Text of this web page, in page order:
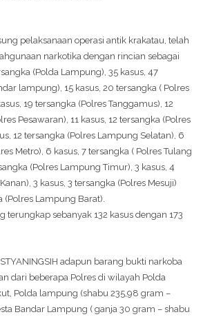
pelaksanaan operasi antik krakatau, telah
narkotika dengan rincian sebagai
(Polda Lampung), 35 kasus, 47
lampung), 15 kasus, 20 tersangka ( Polres
19 tersangka (Polres Tanggamus), 12
Pesawaran), 11 kasus, 12 tersangka (Polres
12 tersangka (Polres Lampung Selatan), 6
Metro), 6 kasus, 7 tersangka ( Polres Tulang
(Polres Lampung Timur), 3 kasus, 4
3 kasus, 3 tersangka (Polres Mesuji)
(Polres Lampung Barat).
terungkap sebanyak 132 kasus dengan 173
adapun barang bukti narkoba
dari beberapa Polres di wilayah Polda
Polda lampung (shabu 235,98 gram –
Bandar Lampung ( ganja 30 gram – shabu